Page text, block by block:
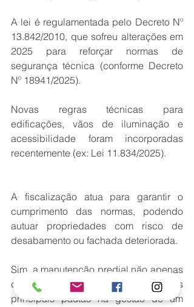
A lei é regulamentada pelo Decreto Nº
13.842/2010, que sofreu alterações em
2025 para reforçar normas de
segurança técnica (conforme Decreto
Nº 18941/2025).
Novas regras técnicas para
edificações, vãos de iluminação e
acessibilidade foram incorporadas
recentemente (ex: Lei 11.834/2025).
A fiscalização atua para garantir o
cumprimento das normas, podendo
autuar propriedades com risco de
desabamento ou fachada deteriorada.
Sim, a manutenção predial não apenas
deve, mas precisa ser uma das
principais pautas na gestão de um